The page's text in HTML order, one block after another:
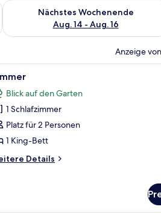
Aug. 7 - Aug. 9.
Nächstes Wochenende
Aug. 14 - Aug. 16
Überprüfe die Verfügbarkeit für
Anzeige
Fenster mit Vorhängen.
einem Deckenventilator, Blick ins Freie
Ein
2
Blick auf den Garten
1 Schlafzimmer
Platz für 2 Personen
1 King-Bett
Details